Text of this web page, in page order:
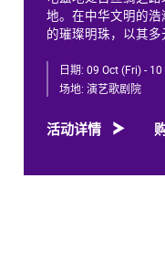
地。在中华文明的
的璀璨明珠，以其多
龟兹文化流淌着古
我、我中有你”，成
艺术的交融流变搬上
日期: 09 Oct (Fri) - 10
场地: 演艺歌剧院
活动详情